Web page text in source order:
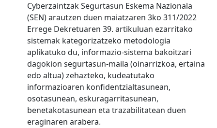
Cyberzaintzak Segurtasun Eskema Nazionala
(SEN) arautzen duen maiatzaren 3ko 311/2022
Errege Dekretuaren 39. artikuluan ezarritako
sistemak kategorizatzeko metodologia
aplikatuko du, informazio-sistema bakoitzari
dagokion segurtasun-maila (oinarrizkoa, ertaina
edo altua) zehazteko, kudeatutako
informazioaren konfidentzialtasunean,
osotasunean, eskuragarritasunean,
benetakotasunean eta trazabilitatean duen
eraginaren arabera.